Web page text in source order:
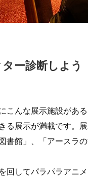
ー診断しよう
こんな展示施設があ
る展示が満載です。
館」、「アースラの
回してパラパラアニ